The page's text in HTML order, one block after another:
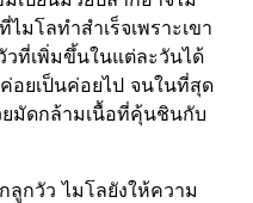
มโลทำสำเร็จเพราะเขา
ที่เพิ่มขึ้นในแต่ละวันได้
อยเป็นค่อยไป จนในที่สุด
ยมัดกล้ามเนื้อที่คุ้นชินกับ
กวัว ไมโลยังให้ความ